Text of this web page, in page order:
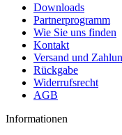
Downloads
Partnerprogramm
Wie Sie uns finden
Kontakt
Versand und
Rückgabe
Widerrufsrecht
AGB
Informationen